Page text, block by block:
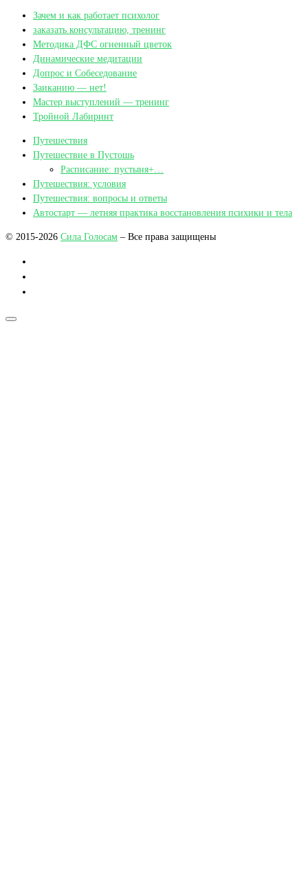
Зачем и как работает психолог
заказать консультацию, тренинг
Методика ДФС огненный цветок
Динамические медитации
Допрос и Собеседование
Заиканию — нет!
Мастер выступлений — тренинг
Тройной Лабиринт
Путешествия
Путешествие в Пустошь
Расписание: пустыня+…
Путешествия: условия
Путешествия: вопросы и ответы
Автостарт — летняя практика восстановления психики и тела
© 2015-2026 Сила Голосам – Все права защищены